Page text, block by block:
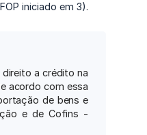
iniciado em 3).
a crédito na
acordo com essa
de bens e
e de Cofins -